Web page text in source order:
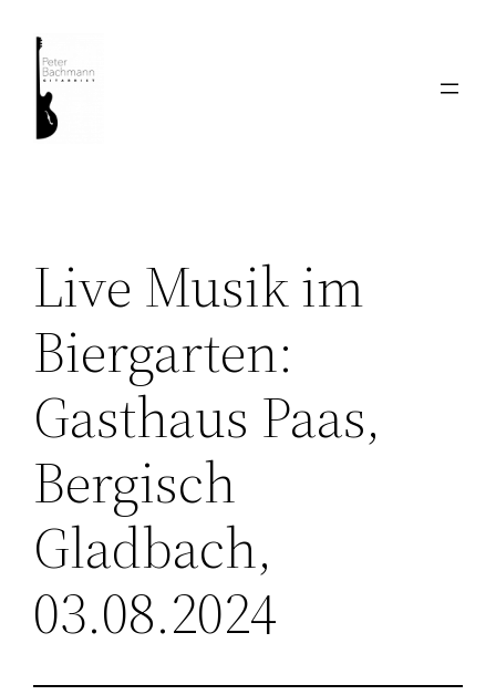
Inhalt
springen
Live Musik im
Biergarten:
Gasthaus Paas,
Bergisch
Gladbach,
03.08.2024